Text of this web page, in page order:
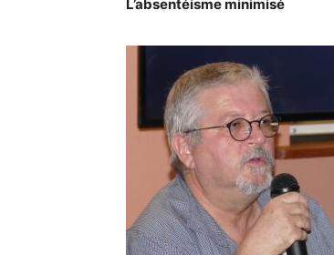
L’absentéisme minimisé